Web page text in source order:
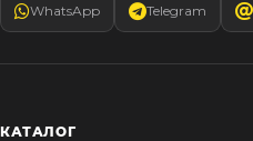
WhatsApp Telegram
КАТАЛОГ